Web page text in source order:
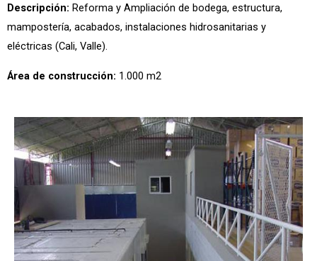
Descripción: Reforma y Ampliación de bodega, estructura,
mampostería, acabados, instalaciones hidrosanitarias y
eléctricas (Cali, Valle).
Área de construcción: 1.000 m2